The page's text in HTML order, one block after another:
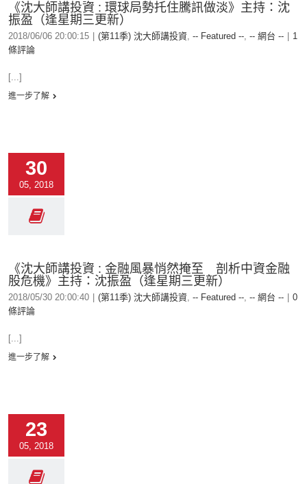
《沈大師講投資 : 環球局勢托住騰訊做淡》主持：沈
振盈（逢星期三更新）
2018/06/06 20:00:15 (第11季) 沈大師講投資, -- Featured --, -- 網台 --
1
條評論
[...]
進一步了解
30
05, 2018
《沈大師講投資 : 金融風暴悄然掩至 剖析中資金融
股危機》主持：沈振盈（逢星期三更新）
2018/05/30 20:00:40 (第11季) 沈大師講投資, -- Featured --, -- 網台 --
0
條評論
[...]
進一步了解
23
05, 2018